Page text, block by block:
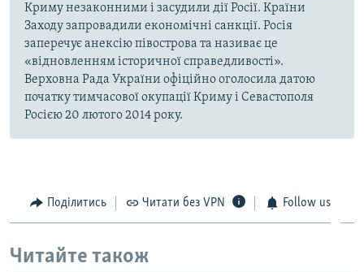
Криму незаконними і засудили дії Росії. Країни
Заходу запровадили економічні санкції. Росія
заперечує анексію півострова та називає це
«відновленням історичної справедливості».
Верховна Рада України офіційно оголосила датою
початку тимчасової окупації Криму і Севастополя
Росією 20 лютого 2014 року.
Поділитись Читати без VPN Follow us
Читайте також